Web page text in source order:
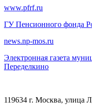
www.pfrf.ru
ГУ Пенсионного фонда
news.np-mos.ru
Электронная газета
Переделкино
119634 г. Москва, улица